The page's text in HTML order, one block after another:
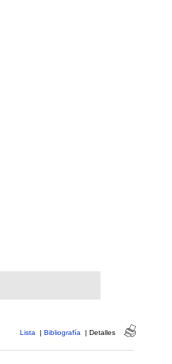
Lista | Bibliografía | Detalles